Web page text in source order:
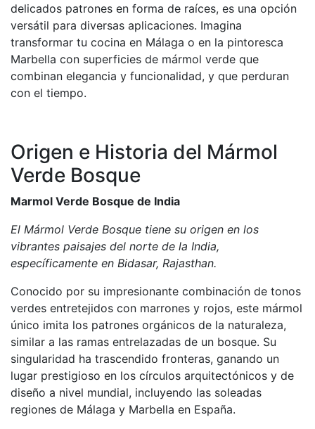
delicados patrones en forma de raíces, es una opción
versátil para diversas aplicaciones. Imagina
transformar tu cocina en Málaga o en la pintoresca
Marbella con superficies de mármol verde que
combinan elegancia y funcionalidad, y que perduran
con el tiempo.
Origen e Historia del Mármol
Verde Bosque
Marmol Verde Bosque de India
El Mármol Verde Bosque tiene su origen en los
vibrantes paisajes del norte de la India,
específicamente en Bidasar, Rajasthan.
Conocido por su impresionante combinación de tonos
verdes entretejidos con marrones y rojos, este mármol
único imita los patrones orgánicos de la naturaleza,
similar a las ramas entrelazadas de un bosque. Su
singularidad ha trascendido fronteras, ganando un
lugar prestigioso en los círculos arquitectónicos y de
diseño a nivel mundial, incluyendo las soleadas
regiones de Málaga y Marbella en España.